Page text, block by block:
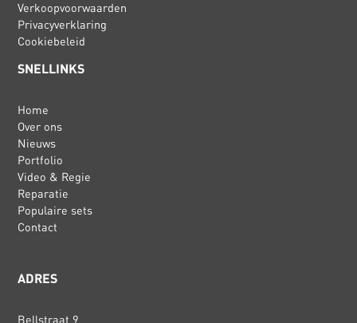
Verkoopvoorwaarden
Privacyverklaring
Cookiebeleid
SNELLINKS
Home
Over ons
Nieuws
Portfolio
Video & Regie
Reparatie
Populaire sets
Contact
ADRES
Bellstraat 9